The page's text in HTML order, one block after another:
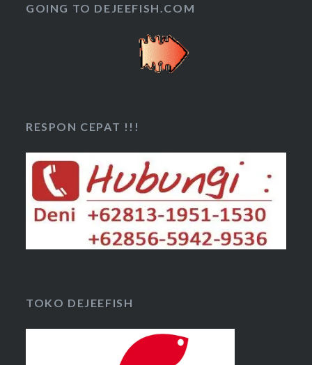
GOING TO DEJEEFISH.COM
RESPON CEPAT !!!
TOKO DEJEEFISH